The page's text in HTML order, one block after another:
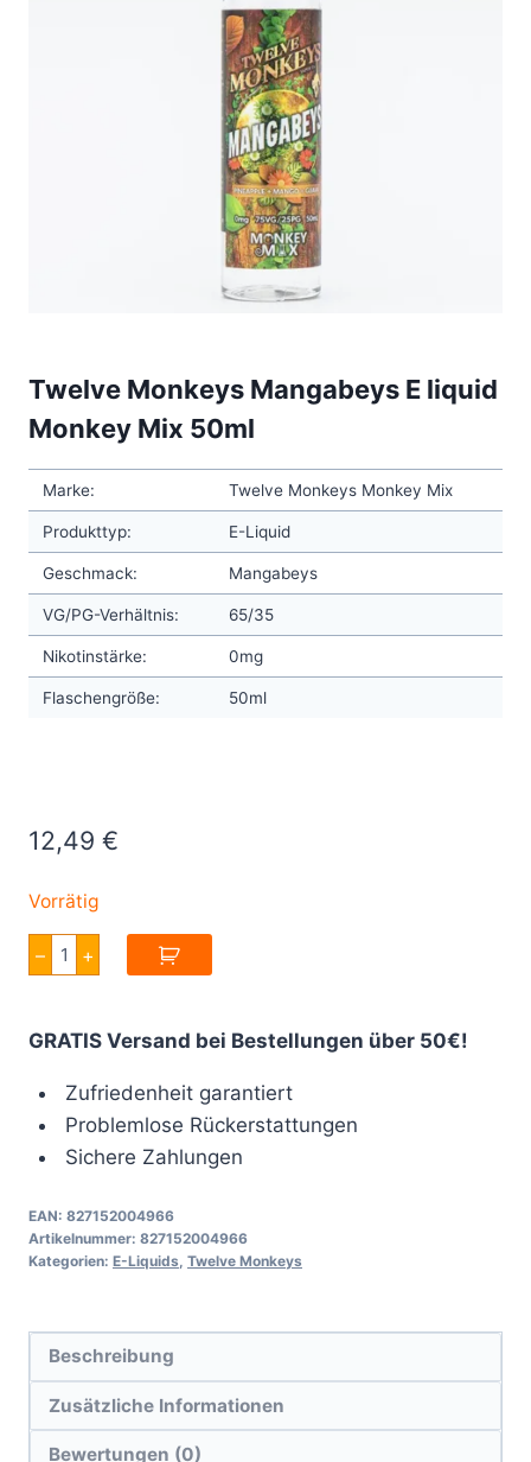
Twelve Monkeys Mangabeys E liquid
Monkey Mix 50ml
Marke: Twelve Monkeys Monkey Mix
Produkttyp: E-Liquid
Geschmack: Mangabeys
VG/PG-Verhältnis: 65/35
Nikotinstärke: 0mg
Flaschengröße: 50ml
12,49 €
Vorrätig
–
Twelve
Monkeys
Mangabeys
Monkey
50ml
Menge
+
GRATIS Versand bei Bestellungen über 50€!
Zufriedenheit garantiert
Problemlose Rückerstattungen
Sichere Zahlungen
EAN: 827152004966
Artikelnummer: 827152004966
Kategorien: E-Liquids Twelve Monkeys
Beschreibung
Zusätzliche Informationen
Bewertungen (0)